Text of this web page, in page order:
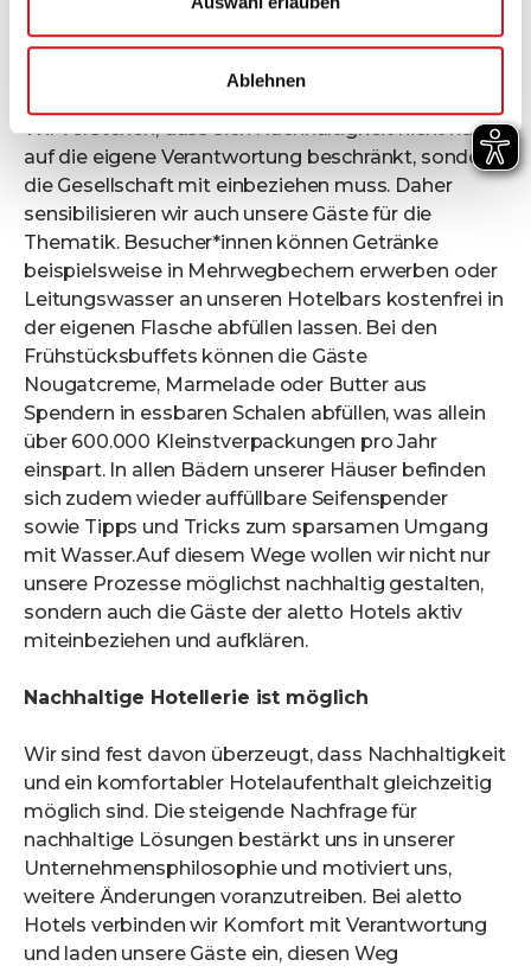
Ablehnen
Zusammenarbeit und Kommunikation mit
Wir verstehen, dass sich Nachhaltigkeit nicht nur
auf die eigene Verantwortung beschränkt, sondern
die Gesellschaft mit einbeziehen muss. Daher
sensibilisieren wir auch unsere Gäste für die
Thematik. Besucher*innen können Getränke
beispielsweise in Mehrwegbechern erwerben oder
Leitungswasser an unseren Hotelbars kostenfrei in
der eigenen Flasche abfüllen lassen. Bei den
Frühstücksbuffets können die Gäste
Nougatcreme, Marmelade oder Butter aus
Spendern in essbaren Schalen abfüllen, was allein
über 600.000 Kleinstverpackungen pro Jahr
einspart. In allen Bädern unserer Häuser befinden
sich zudem wieder auffüllbare Seifenspender
sowie Tipps und Tricks zum sparsamen Umgang
mit Wasser.Auf diesem Wege wollen wir nicht nur
unsere Prozesse möglichst nachhaltig gestalten,
sondern auch die Gäste der aletto Hotels aktiv
miteinbeziehen und aufklären.
Nachhaltige Hotellerie ist möglich
Wir sind fest davon überzeugt, dass Nachhaltigkeit
und ein komfortabler Hotelaufenthalt gleichzeitig
möglich sind. Die steigende Nachfrage für
nachhaltige Lösungen bestärkt uns in unserer
Unternehmensphilosophie und motiviert uns,
weitere Änderungen voranzutreiben. Bei aletto
Hotels verbinden wir Komfort mit Verantwortung
und laden unsere Gäste ein, diesen Weg